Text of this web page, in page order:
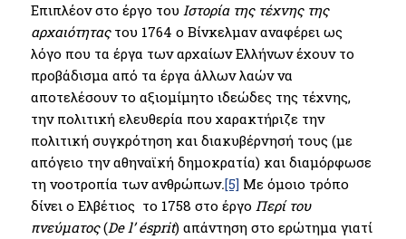
Επιπλέον στο έργο του Ιστορία της τέχνης της
αρχαιότητας του 1764 o Βίνκελμαν αναφέρει ως
λόγο που τα έργα των αρχαίων Ελλήνων έχουν το
προβάδισμα από τα έργα άλλων λαών να
αποτελέσουν το αξιομίμητο ιδεώδες της τέχνης,
την πολιτική ελευθερία που χαρακτήριζε την
πολιτική συγκρότηση και διακυβέρνησή τους (με
απόγειο την αθηναϊκή δημοκρατία) και διαμόρφωσε
τη νοοτροπία των ανθρώπων.[5]Με όμοιο τρόπο
δίνει ο Ελβέτιος το 1758 στο έργο Περί του
πνεύματος(De l’ ésprit) απάντηση στο ερώτημα γιατί